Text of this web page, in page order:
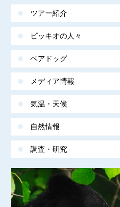
ツアー紹介
ピッキオの人々
ベアドッグ
メディア情報
気温・天候
自然情報
調査・研究